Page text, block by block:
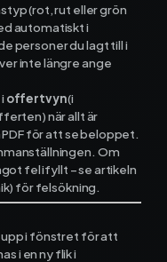
(rot, rut eller grön
automatiskt i
personer du lagt till i
inte längre ange
offertvyn(i
när allt är
för att se beloppet.
Om
fel ifyllt – se artikeln
för felsökning.
i fönstret för att
i en ny flik i